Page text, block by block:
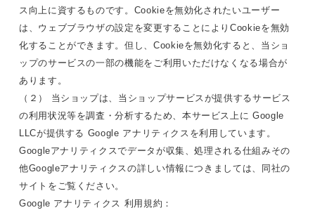
ス向上に資するものです。Cookieを無効化されたいユーザー
は、ウェブブラウザの設定を変更することによりCookieを無効
化することができます。但し、Cookieを無効化すると、当ショ
ップのサービスの一部の機能をご利用いただけなくなる場合が
あります。
（２） 当ショップは、当ショップサービスが提供するサービス
の利用状況等を調査・分析するため、本サービス上に Google
LLCが提供する Google アナリティクスを利用しています。
Googleアナリティクスでデータが収集、処理される仕組みその
他Googleアナリティクスの詳しい情報につきましては、同社の
サイトをご覧ください。
Google アナリティクス 利用規約：